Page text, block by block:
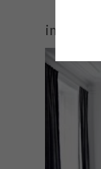
img_4840